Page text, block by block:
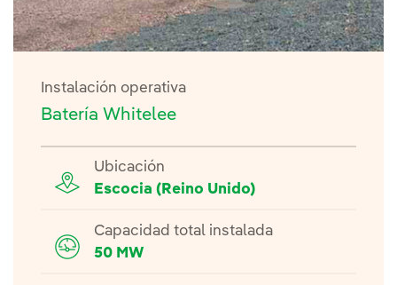
Instalación operativa
Batería Whitelee
Ubicación
Escocia (Reino Unido)
Capacidad total instalada
50 MW